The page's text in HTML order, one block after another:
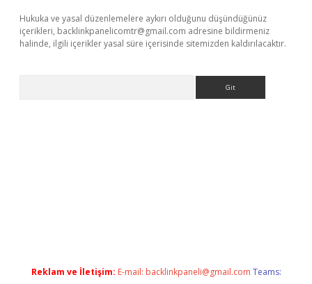
Hukuka ve yasal düzenlemelere aykırı olduğunu düşündüğünüz
içerikleri, backlinkpanelicomtr@gmail.com adresine bildirmeniz
halinde, ilgili içerikler yasal süre içerisinde sitemizden kaldırılacaktır.
Reklam ve İletişim: E-mail: backlinkpaneli@gmail.com Teams: